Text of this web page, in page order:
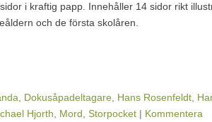
i kraftig papp. Innehåller 14 sidor rikt
och de första skolåren.
Dokusåpadeltagare Hans Rosenfeldt
Hjorth Mord Storpocket | Kommentera